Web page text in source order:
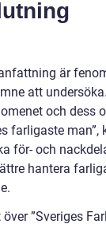
är
att
och dess
farligaste
för- och
hantera
”Sveriges